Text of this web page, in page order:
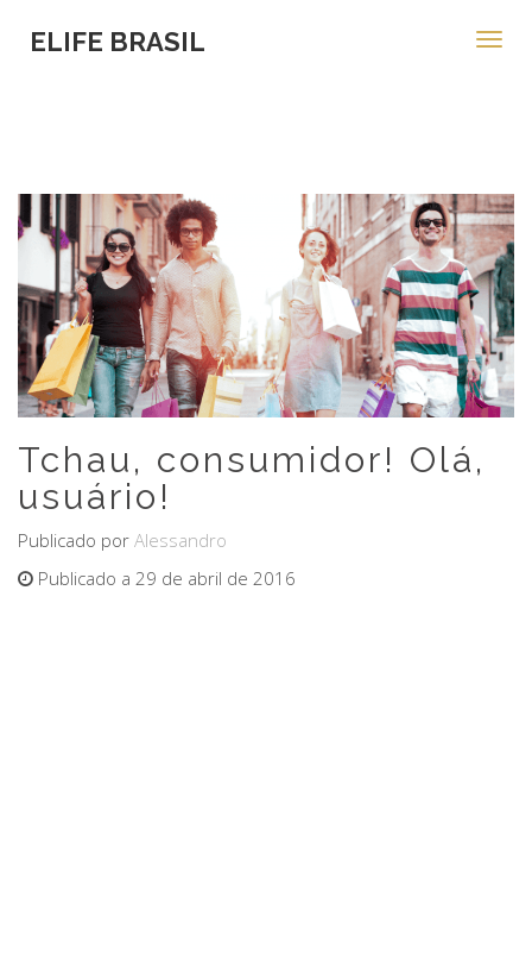
ELIFE BRASIL
Tchau, consumidor! Olá,
usuário!
Publicado por Alessandro
Publicado a 29 de abril de 2016